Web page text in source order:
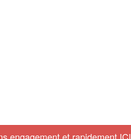
engagement et rapidement ICI